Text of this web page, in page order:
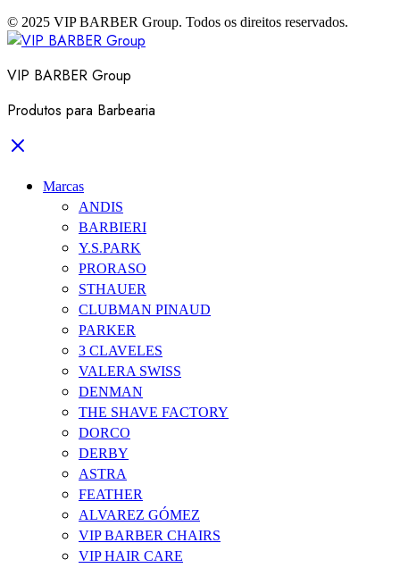
© 2025 VIP BARBER Group. Todos os direitos reservados.
VIP BARBER Group
Produtos para Barbearia
Marcas
ANDIS
BARBIERI
Y.S.PARK
PRORASO
STHAUER
CLUBMAN PINAUD
PARKER
3 CLAVELES
VALERA SWISS
DENMAN
THE SHAVE FACTORY
DORCO
DERBY
ASTRA
FEATHER
ALVAREZ GÓMEZ
VIP BARBER CHAIRS
VIP HAIR CARE